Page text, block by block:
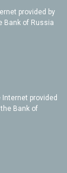
provided by
Bank of Russia
Internet provided
Bank of